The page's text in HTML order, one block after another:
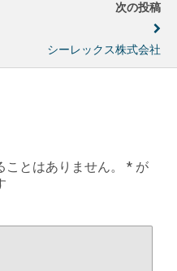
次の投稿
シーレックス株式会社
とはありません。 * が